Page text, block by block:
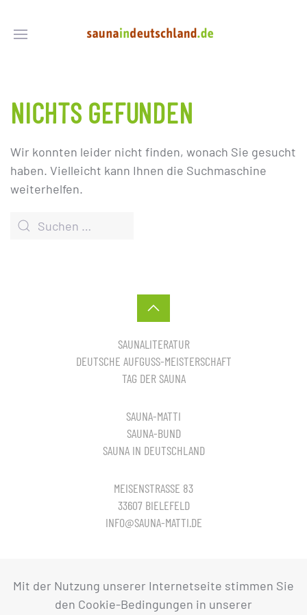
Mit der Nutzung unserer Internetseite stimmen Sie
den Cookie-Bedingungen in unserer
NICHTS GEFUNDEN
Wir konnten leider nicht finden, wonach Sie gesucht
haben. Vielleicht kann Ihnen die Suchmaschine
weiterhelfen.
SAUNALITERATUR
DEUTSCHE AUFGUSS-MEISTERSCHAFT
TAG DER SAUNA
SAUNA-MATTI
SAUNA-BUND
SAUNA IN DEUTSCHLAND
MEISENSTRASSE 83
33607 BIELEFELD
INFO@SAUNA-MATTI.DE
© Sauna in Deutschland